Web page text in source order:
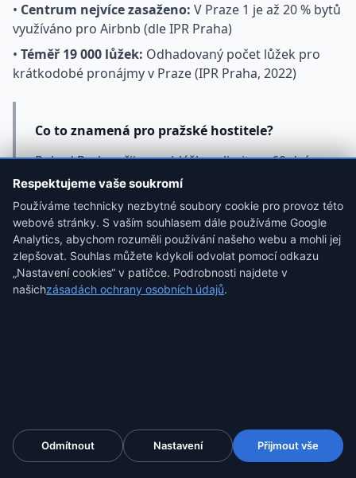
• Centrum nejvíce zasaženo: V Praze 1 je až 20 % bytů
využíváno pro Airbnb (dle IPR Praha)
• Téměř 19 000 lůžek: Odhadovaný počet lůžek pro
krátkodobé pronájmy v Praze (IPR Praha, 2022)
Co to znamená pro pražské hostitele?
Pokud Praha přijme vyhlášku s limitem 60 dní,
budete muset dokumentovat každou noc
pronájmu. Při kontrole budete muset prokázat,
že jste limit nepřekročili.
Řešení:Zachyťte svůj kalendář na Airbnb i
Booking.com na začátku každého měsíce.
Kolaudační past: Stavební zákon a „změna
účelu užívání"
Respektujeme vaše soukromí
Používáme technicky nezbytné soubory cookie pro provoz této
webové stránky. S vaším souhlasem dále používáme Google
Analytics, abychom rozuměli používání našeho webu a mohli jej
zlepšovat. Souhlas můžete kdykoli odvolat pomocí odkazu
„Nastavení cookies“ v patičce. Podrobnosti najdete v
našichzásadách ochrany osobních údajů.
Odmítnout Nastavení Přijmout vše